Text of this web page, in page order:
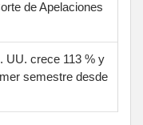
de Apelaciones
UU. crece 113 % y
semestre desde